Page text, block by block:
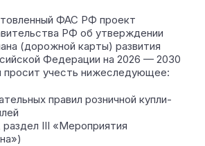
ФАС РФ проект
РФ об утверждении
(дорожной карты) развития
Федерации на 2026 — 2030
просит учесть нижеследующее:
правил розничной купли-
раздел III «Мероприятия